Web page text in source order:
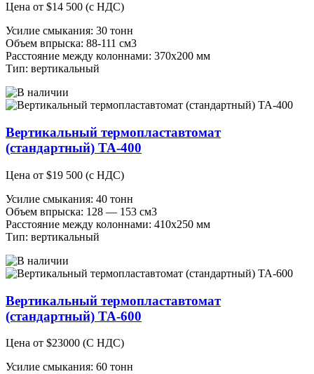
Цена от $14 500 (с НДС)
Усилие смыкания: 30 тонн
Объем впрыска: 88-111 см3
Расстояние между колоннами: 370х200 мм
Тип: вертикальный
Вертикальный термопластавтомат
(стандартный) ТА-400
Цена от $19 500 (с НДС)
Усилие смыкания: 40 тонн
Объем впрыска: 128 — 153 см3
Расстояние между колоннами: 410х250 мм
Тип: вертикальный
Вертикальный термопластавтомат
(стандартный) ТА-600
Цена от $23000 (С НДС)
Усилие смыкания: 60 тонн